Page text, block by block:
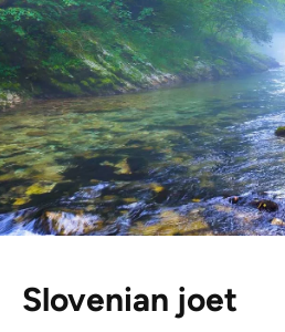
Slovenian joet